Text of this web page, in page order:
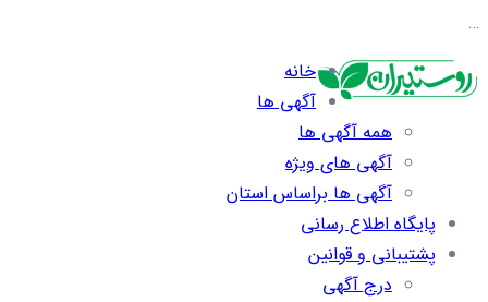
…
خانه
آگهی ها
همه آگهی ها
آگهی های ویژه
آگهی ها براساس استان
پایگاه اطلاع رسانی
پشتیبانی و قوانین
درج آگهی